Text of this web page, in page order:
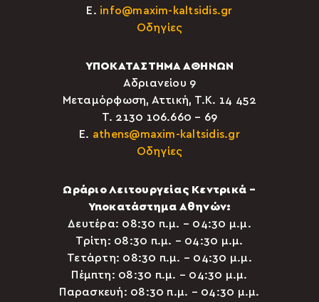
E. info@maxim-kaltsidis.gr
Οδηγίες
ΥΠΟΚΑΤΑΣΤΗΜΑ ΑΘΗΝΩΝ
Αδριανείου 9
Μεταμόρφωση, Αττική, Τ.Κ. 14 452
Τ. 2130 106.660 – 69
E. athens@maxim-kaltsidis.gr
Οδηγίες
Ωράριο Λειτουργείας Κεντρικά –
Υποκατάστημα Αθηνών:
Δευτέρα: 08:30 π.μ. – 04:30 μ.μ.
Τρίτη: 08:30 π.μ. – 04:30 μ.μ.
Τετάρτη: 08:30 π.μ. – 04:30 μ.μ.
Πέμπτη: 08:30 π.μ. – 04:30 μ.μ.
Παρασκευή: 08:30 π.μ. – 04:30 μ.μ.